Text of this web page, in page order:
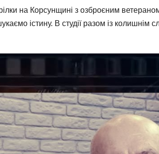
на Корсунщині з озброєним
істину. В студії разом із колишнім